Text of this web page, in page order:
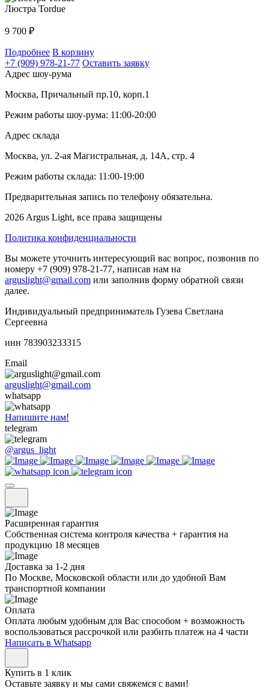
Люстра Tordue
9 700 ₽
Подробнее В корзину
+7 (909) 978-21-77 Оставить заявку
Адрес шоу-рума
Москва, Причальный пр.10, корп.1
Режим работы шоу-рума: 11:00-20:00
Адрес склада
Москва, ул. 2-ая Магистральная, д. 14А, стр. 4
Режим работы склада: 11:00-19:00
Предварительная запись по телефону обязательна.
2026 Argus Light, все права защищены
Политика конфиденциальности
Вы можете уточнить интересующий вас вопрос, позвонив по
номеру +7 (909) 978-21-77, написав нам на
arguslight@gmail.com или заполнив форму обратной связи
далее.
Индивидуальный предприниматель Гузева Светлана
Сергеевна
инн 783903233315
Email
arguslight@gmail.com
whatsapp
Напишите нам!
telegram
@argus_light
Расширенная гарантия
Собственная система контроля качества + гарантия на
продукцию 18 месяцев
Доставка за 1-2 дня
По Москве, Московской области или до удобной Вам
транспортной компании
Оплата
Оплата любым удобным для Вас способом + возможность
воспользоваться рассрочкой или разбить платеж на 4 части
Написать в Whatsapp
Купить в 1 клик
Оставьте заявку и мы сами свяжемся с вами!